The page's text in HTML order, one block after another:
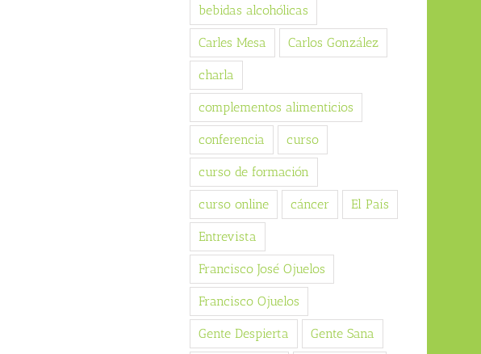
bebidas alcohólicas
Carles Mesa Carlos González
charla
complementos alimenticios
conferencia curso
curso de formación
curso online cáncer El País
Entrevista
Francisco José Ojuelos
Francisco Ojuelos
Gente Despierta Gente Sana